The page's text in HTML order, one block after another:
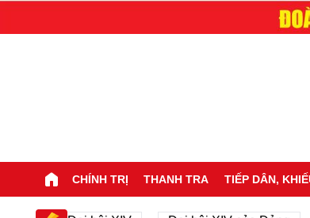
CHÍNH TRỊ THANH TRA TIẾP DÂN,